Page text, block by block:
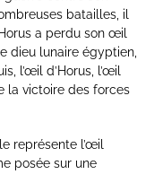
batailles, il
a perdu son œil
dieu lunaire égyptien,
l’œil d’Horus, l’œil
la victoire des forces
représente l’œil
posée sur une